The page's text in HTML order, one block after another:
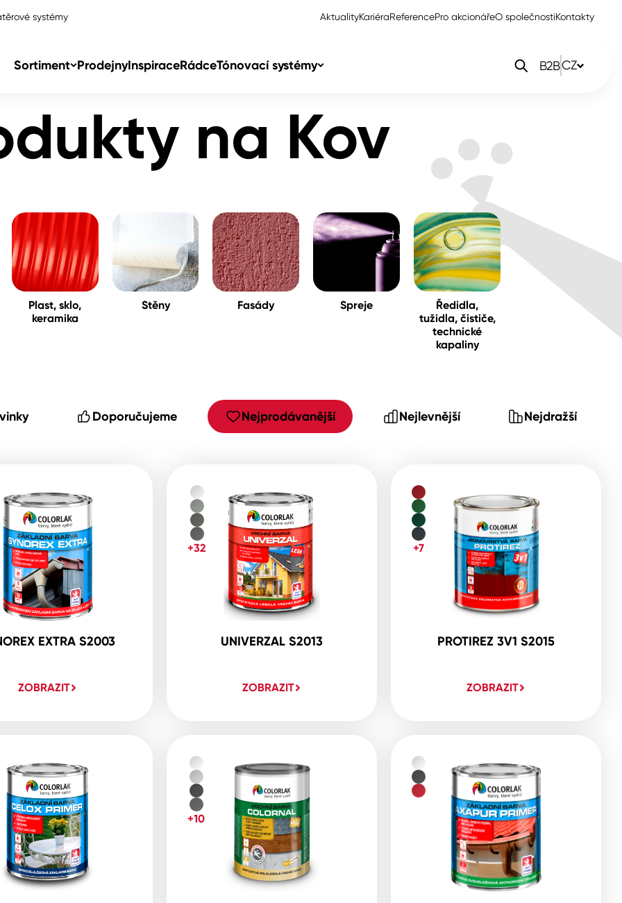
systémy AktualityKariéraReferencePro akcionářeO společnostiKontakty
Sortiment ProdejnyInspiraceRádceTónovací systémy B2BCZ
EN
Colorlak Dekor
Colorlak Profi
na Kov
Plast, sklo,
keramika
Stěny Fasády Spreje
Ředidla,
tužidla, čističe,
technické
kapaliny
Doporučujeme Nejprodávanější Nejlevnější Nejdražší
EXTRA S2003
ZOBRAZIT
UNIVERZAL S2013
ZOBRAZIT
+32
PROTIREZ 3V1 S2015
ZOBRAZIT
+7
+10